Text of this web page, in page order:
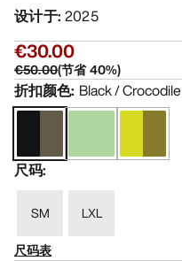
设计于: 2025
€30.00
€50.00(节省40%)
折扣颜色: Black / Crocodile
尺码:
SM
LXL
尺码表